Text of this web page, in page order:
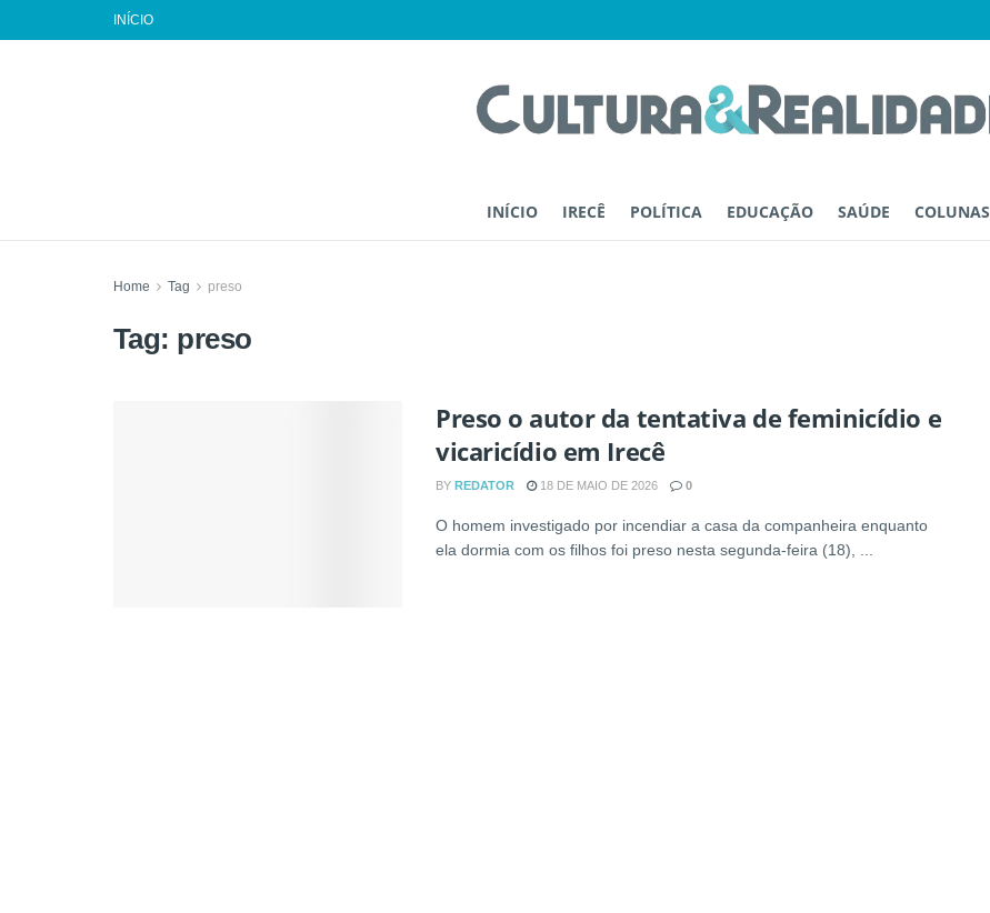
INÍCIO
INÍCIO IRECÊ POLÍTICA EDUCAÇÃO SAÚDE COLUNAS
Home Tag preso
Tag: preso
Preso o autor da tentativa de feminicídio e
vicaricídio em Irecê
BY REDATOR 18 DE MAIO DE 2026 0
O homem investigado por incendiar a casa da companheira enquanto
ela dormia com os filhos foi preso nesta segunda-feira (18), ...